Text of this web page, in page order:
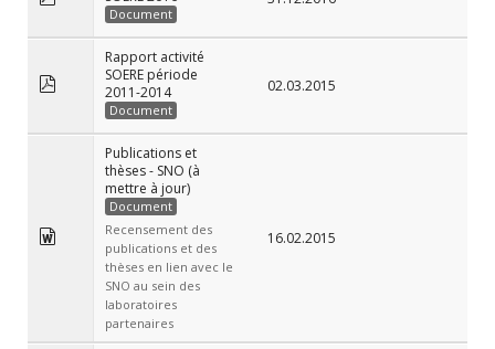
Document
Rapport activité
SOERE période
2011-2014
Document
02.03.2015
Publications et
thèses - SNO (à
mettre à jour)
Document
Recensement des
publications et des
thèses en lien avec le
SNO au sein des
laboratoires
partenaires
16.02.2015